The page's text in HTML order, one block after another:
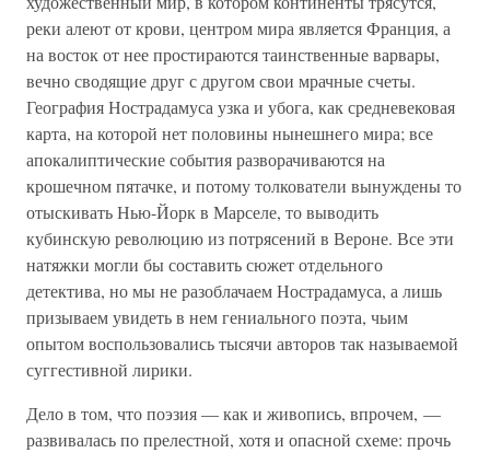
реки алеют от крови, центром мира является Франция, а
на восток от нее простираются таинственные варвары,
вечно сводящие друг с другом свои мрачные счеты.
География Нострадамуса узка и убога, как средневековая
карта, на которой нет половины нынешнего мира; все
апокалиптические события разворачиваются на
крошечном пятачке, и потому толкователи вынуждены то
отыскивать Нью-Йорк в Марселе, то выводить
кубинскую революцию из потрясений в Вероне. Все эти
натяжки могли бы составить сюжет отдельного
детектива, но мы не разоблачаем Нострадамуса, а лишь
призываем увидеть в нем гениального поэта, чьим
опытом воспользовались тысячи авторов так называемой
суггестивной лирики.
Дело в том, что поэзия — как и живопись, впрочем, —
развивалась по прелестной, хотя и опасной схеме: прочь